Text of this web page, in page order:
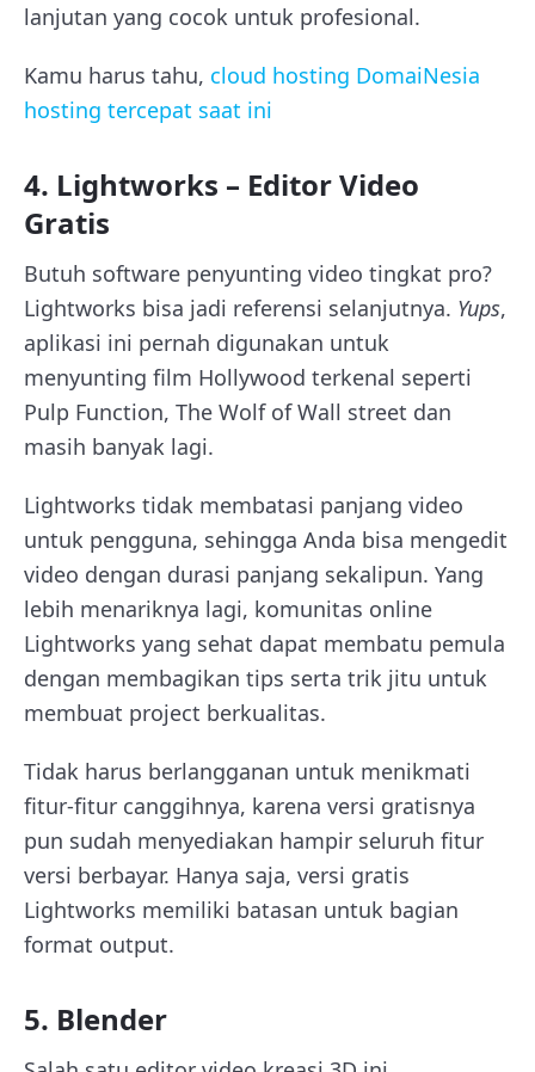
lanjutan yang cocok untuk profesional.
Kamu harus tahu, cloud hosting DomaiNesia
hosting tercepat saat ini
4. Lightworks – Editor Video
Gratis
Butuh software penyunting video tingkat pro?
Lightworks bisa jadi referensi selanjutnya. Yups,
aplikasi ini pernah digunakan untuk
menyunting film Hollywood terkenal seperti
Pulp Function, The Wolf of Wall street dan
masih banyak lagi.
Lightworks tidak membatasi panjang video
untuk pengguna, sehingga Anda bisa mengedit
video dengan durasi panjang sekalipun. Yang
lebih menariknya lagi, komunitas online
Lightworks yang sehat dapat membatu pemula
dengan membagikan tips serta trik jitu untuk
membuat project berkualitas.
Tidak harus berlangganan untuk menikmati
fitur-fitur canggihnya, karena versi gratisnya
pun sudah menyediakan hampir seluruh fitur
versi berbayar. Hanya saja, versi gratis
Lightworks memiliki batasan untuk bagian
format output.
5. Blender